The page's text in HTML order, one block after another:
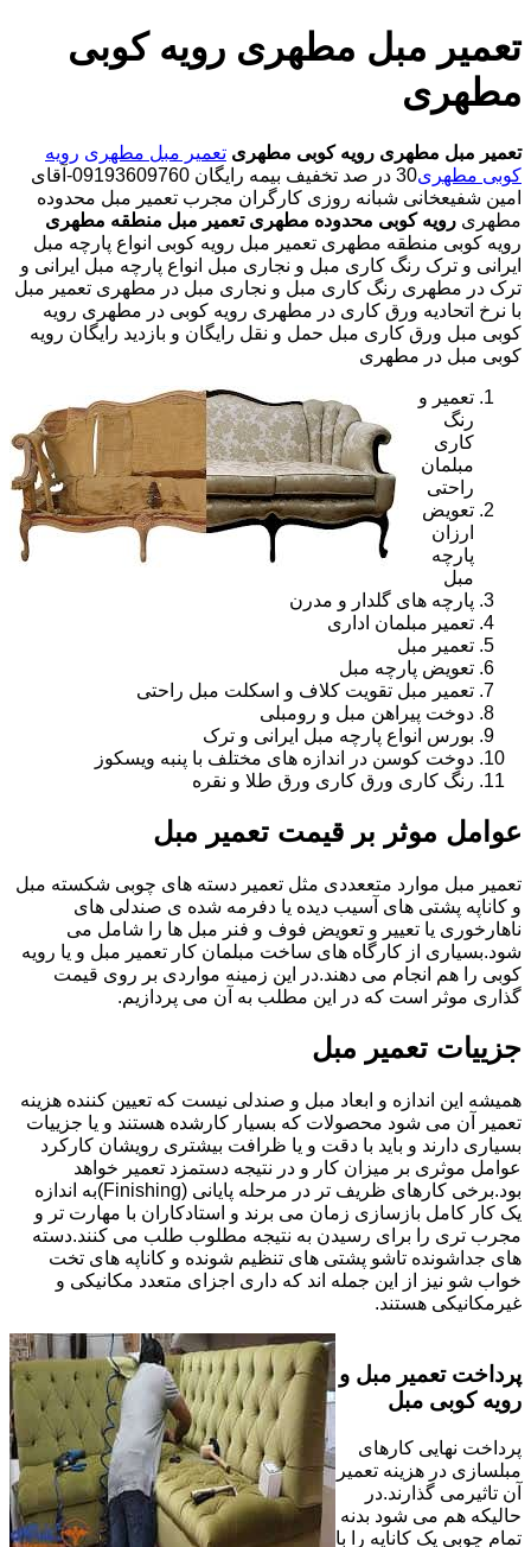
تعمیر مبل مطهری رویه کوبی
مطهری
تعمیر مبل مطهری رویه کوبی مطهری تعمیر مبل مطهری رویه
کوبی مطهری
30 در صد تخفیف بیمه رایگان 09193609760-آقای
امین شفیعخانی شبانه روزی کارگران مجرب تعمیر مبل محدوده
مطهری رویه کوبی محدوده مطهری تعمیر مبل منطقه مطهری
رویه کوبی منطقه مطهری تعمیر مبل رویه کوبی انواع پارچه مبل
ایرانی و ترک رنگ کاری مبل و نجاری مبل انواع پارچه مبل ایرانی و
ترک در مطهری رنگ کاری مبل و نجاری مبل در مطهری تعمیر مبل
با نرخ اتحادیه ورق کاری در مطهری رویه کوبی در مطهری رویه
کوبی مبل ورق کاری مبل حمل و نقل رایگان و بازدید رایگان رویه
کوبی مبل در مطهری
تعمیر و
رنگ
کاری
مبلمان
راحتی
تعویض
ارزان
پارچه
مبل
پارچه های گلدار و مدرن
تعمیر مبلمان اداری
تعمیر مبل
تعویض پارچه مبل
تعمیر مبل تقویت کلاف و اسکلت مبل راحتی
دوخت پیراهن مبل و رومبلی
بورس انواع پارچه مبل ایرانی و ترک
دوخت کوسن در اندازه های مختلف با پنبه ویسکوز
رنگ کاری ورق کاری ورق طلا و نقره
عوامل موثر بر قیمت تعمیر مبل
تعمیر مبل موارد متععددی مثل تعمیر دسته های چوبی شکسته مبل
و کاناپه پشتی های آسیب دیده یا دفرمه شده ی صندلی های
ناهارخوری یا تعییر و تعویض فوف و فنر مبل ها را شامل می
شود.بسیاری از کارگاه های ساخت مبلمان کار تعمیر مبل و یا رویه
کوبی را هم انجام می دهند.در این زمینه مواردی بر روی قیمت
گذاری موثر است که در این مطلب به آن می پردازیم.
جزییات تعمیر مبل
همیشه این اندازه و ابعاد مبل و صندلی نیست که تعیین کننده هزینه
تعمیر آن می شود محصولات که بسیار کارشده هستند و یا جزییات
بسیاری دارند و باید با دقت و یا ظرافت بیشتری رویشان کارکرد
عوامل موثری بر میزان کار و در نتیجه دستمزد تعمیر خواهد
بود.برخی کارهای ظریف تر در مرحله پایانی (Finishing)به اندازه
یک کار کامل بازسازی زمان می برند و استادکاران با مهارت تر و
مجرب تری را برای رسیدن به نتیجه مطلوب طلب می کنند.دسته
های جداشونده تاشو پشتی های تنظیم شونده و کاناپه های تخت
خواب شو نیز از این جمله اند که داری اجزای متعدد مکانیکی و
غیرمکانیکی هستند.
پرداخت تعمیر مبل و
رویه کوبی مبل
پرداخت نهایی کارهای
مبلسازی در هزینه تعمیر
آن تاثیرمی گذارند.در
حالیکه هم می شود بدنه
تمام چوبی یک کاناپه را با